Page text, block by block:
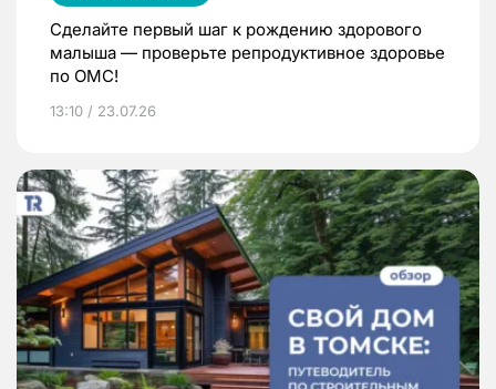
Сделайте первый шаг к рождению здорового
малыша — проверьте репродуктивное здоровье
по ОМС!
13:10 / 23.07.26